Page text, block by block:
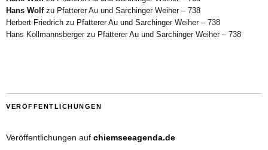
Hans Wolfzu Pfatterer Au und Sarchinger Weiher – 738
Herbert Friedrich zu Pfatterer Au und Sarchinger Weiher – 738
Hans Kollmannsbergerzu Pfatterer Au und Sarchinger Weiher – 738
VERÖFFENTLICHUNGEN
Veröffentlichungen auf chiemseeagenda.de